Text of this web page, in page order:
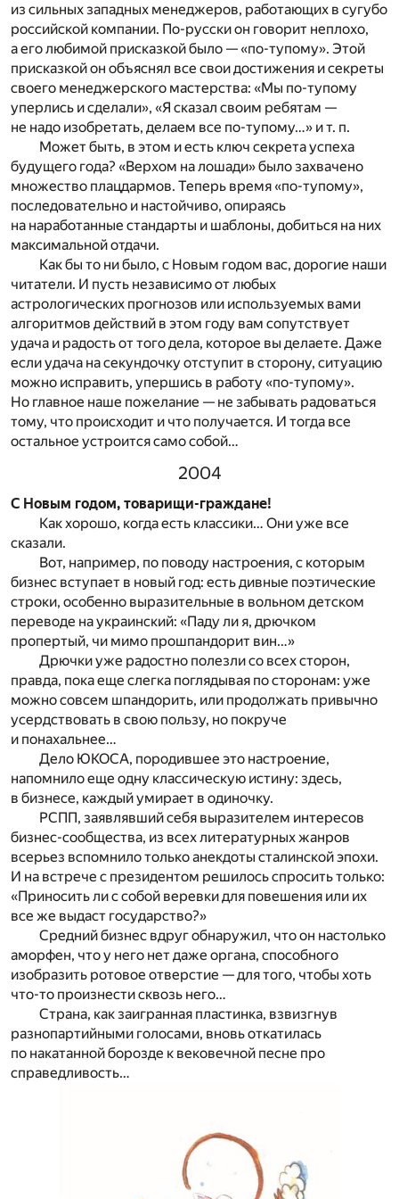
из сильных западных менеджеров, работающих в сугубо
российской компании. По-русски он говорит неплохо,
а его любимой присказкой было — «по-тупому». Этой
присказкой он объяснял все свои достижения и секреты
своего менеджерского мастерства: «Мы по-тупому
уперлись и сделали», «Я сказал своим ребятам —
не надо изобретать, делаем все по-тупому…» и т. п.
Может быть, в этом и есть ключ секрета успеха
будущего года? «Верхом на лошади» было захвачено
множество плацдармов. Теперь время «по-тупому»,
последовательно и настойчиво, опираясь
на наработанные стандарты и шаблоны, добиться на них
максимальной отдачи.
Как бы то ни было, с Новым годом вас, дорогие наши
читатели. И пусть независимо от любых
астрологических прогнозов или используемых вами
алгоритмов действий в этом году вам сопутствует
удача и радость от того дела, которое вы делаете. Даже
если удача на секундочку отступит в сторону, ситуацию
можно исправить, упершись в работу «по-тупому».
Но главное наше пожелание — не забывать радоваться
тому, что происходит и что получается. И тогда все
остальное устроится само собой…
2004
С Новым годом, товарищи-граждане!
Как хорошо, когда есть классики… Они уже все
сказали.
Вот, например, по поводу настроения, с которым
бизнес вступает в новый год: есть дивные поэтические
строки, особенно выразительные в вольном детском
переводе на украинский: «Паду ли я, дрючком
пропертый, чи мимо прошпандорит вин…»
Дрючки уже радостно полезли со всех сторон,
правда, пока еще слегка поглядывая по сторонам: уже
можно совсем шпандорить, или продолжать привычно
усердствовать в свою пользу, но покруче
и понахальнее…
Дело ЮКОСА, породившее это настроение,
напомнило еще одну классическую истину: здесь,
в бизнесе, каждый умирает в одиночку.
РСПП, заявлявший себя выразителем интересов
бизнес-сообщества, из всех литературных жанров
всерьез вспомнило только анекдоты сталинской эпохи.
И на встрече с президентом решилось спросить только:
«Приносить ли с собой веревки для повешения или их
все же выдаст государство?»
Средний бизнес вдруг обнаружил, что он настолько
аморфен, что у него нет даже органа, способного
изобразить ротовое отверстие — для того, чтобы хоть
что-то произнести сквозь него…
Страна, как заигранная пластинка, взвизгнув
разнопартийными голосами, вновь откатилась
по накатанной борозде к вековечной песне про
справедливость…